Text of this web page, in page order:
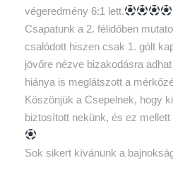
végeredmény 6:1 lett.
Csapatunk a 2. félidőben
csalódott hiszen csak 1. gólt
jövőre nézve bizakodásra
hiánya is meglátszott a
Köszönjük a Csepelnek, hogy
biztosított nekünk, és ez
Sok sikert kívánunk a